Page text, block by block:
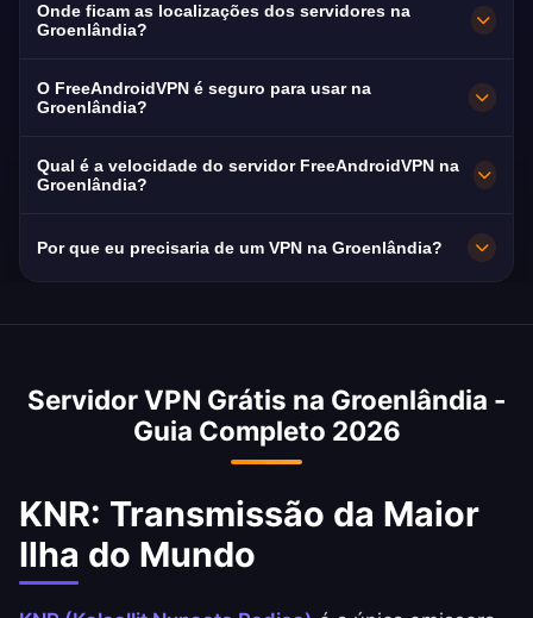
muito poucos provedores oferecem servidores
streaming KNR com conteúdo em Kalaallisut e
Onde ficam as localizações dos servidores na
Groenlândia?
O FreeAndroidVPN mantém múltiplos
servidores de alta velocidade por toda a
Todos os servidores possuem conexões de
selecionar sua cidade preferida na Groenlândia
O FreeAndroidVPN é seguro para usar na
Groenlândia?
Absolutamente. Criptografia AES-256 com
política de não registrar logs. Com a TUSASS
essencial.
Qual é a velocidade do servidor FreeAndroidVPN na
Groenlândia?
e do cabo submarino Greenland Connect. As
minimiza a sobrecarga.
Por que eu precisaria de um VPN na Groenlândia?
KNR, serviços governamentais e pela rara
Ártico. A Groenlândia também é uma das
localizações de servidor VPN mais exclusivas
Servidor VPN Grátis na Groenlândia -
Guia Completo 2026
KNR: Transmissão da Maior
Ilha do Mundo